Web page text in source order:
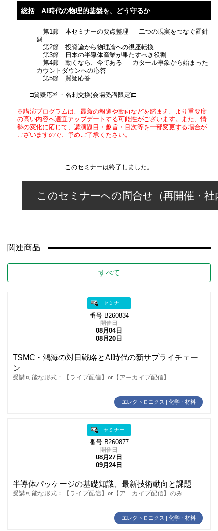
総括 AI時代の物理的基盤を、どう守るか
第1節 本セミナーの要点整理 ― 二つの現実をつなぐ羅針
盤
第2節 投資論から物理論への視座転換
第3節 日本の半導体産業が果たすべき役割
第4節 動くなら、今である ― カタール事象から始まった
カウントダウンへの応答
第5節 質疑応答
□質疑応答・名刺交換(会場受講限定)□
※講演プログラムは、最新の報道や動向などを踏まえ、より重要度
の高い内容へ適宜アップデートする可能性がございます。また、情
勢の変化に応じて、講演題目・趣旨・目次等を一部変更する場合が
ございますので、予めご了承ください。
このセミナーは終了しました。
このセミナーへの問合せ（再開催・社
関連商品
すべて
セミナー
番号 B260834
開催日
08月04日
08月20日
TSMC・鴻海の対日戦略とAI時代の新サプライチェー
ン
受講可能な形式：【ライブ配信】or【アーカイブ配信】
エレクトロニクス | 化学・材料
セミナー
番号 B260877
開催日
08月27日
09月24日
半導体パッケージの基礎知識、最新技術動向と課題
受講可能な形式：【ライブ配信】or【アーカイブ配信】のみ
エレクトロニクス | 化学・材料